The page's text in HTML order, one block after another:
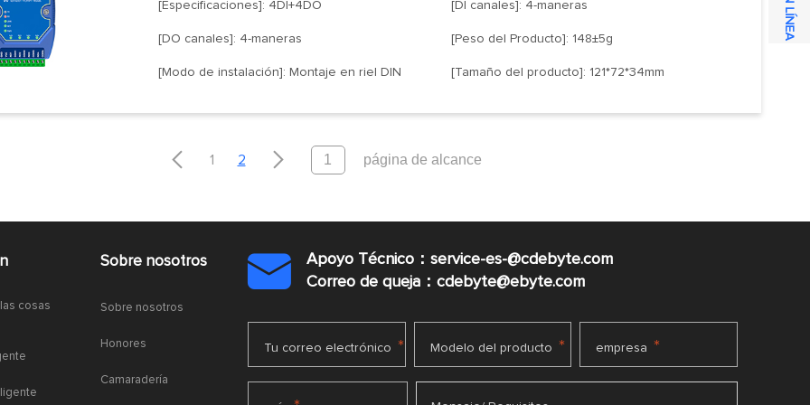
[Especificaciones]: 4DI+4DO [DI canales]: 4-maneras
[DO canales]: 4-maneras [Peso del Producto]: 148±5g
[Modo de instalación]: Montaje en riel DIN [Tamaño del producto]: 121*72*34mm
 1 2 
cosas
Sobre nosotros
Sobre nosotros
Honores
Camaradería

Apoyo Técnico：service-es-@cdebyte.com
Correo de queja：cdebyte@ebyte.com
Tu correo electrónico * Modelo del producto * empresa *